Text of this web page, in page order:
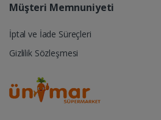
Müşteri Memnuniyeti
İptal ve İade Süreçleri
Gizlilik Sözleşmesi